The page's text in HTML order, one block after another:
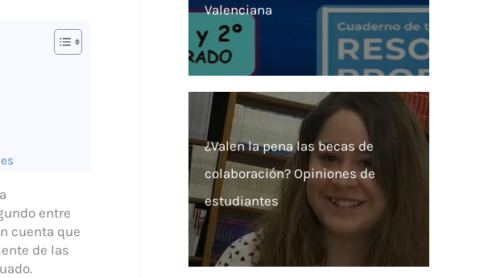
entre
cuenta que
de las
Valenciana
¿Valen la pena las becas de
colaboración? Opiniones de
estudiantes